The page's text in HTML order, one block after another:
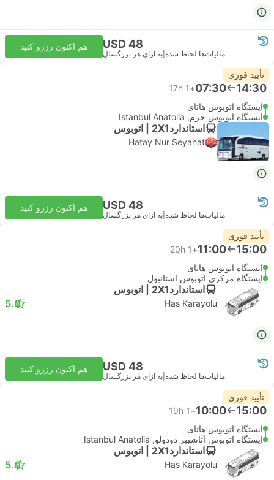
USD 48
مالیات‌ها لحاظ شده به ازای هر بزرگسال
هم اکنون رزرو کنید
تأیید فوری
14:30
07:30
+1
17h
ایستگاه اتوبوس هاتای
ایستگاه اتوبوس حرم, Istanbul Anatolia
استاندارد2X1 | اتوبوس
Hatay Nur Seyahat
USD 48
مالیات‌ها لحاظ شده به ازای هر بزرگسال
هم اکنون رزرو کنید
تأیید فوری
15:00
11:00
+1
20h
ایستگاه اتوبوس هاتای
ایستگاه مرکزی اتوبوس استانبول
استاندارد2X1 | اتوبوس
Has Karayolu
5.0
USD 48
مالیات‌ها لحاظ شده به ازای هر بزرگسال
هم اکنون رزرو کنید
تأیید فوری
15:00
10:00
+1
19h
ایستگاه اتوبوس هاتای
ایستگاه اتوبوس آتاشهیر دودولو, Istanbul Anatolia
استاندارد2X1 | اتوبوس
Has Karayolu
5.0